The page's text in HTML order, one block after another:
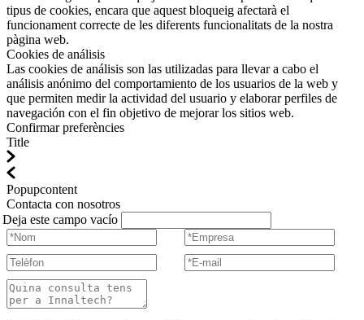
tipus de cookies, encara que aquest bloqueig afectarà el
funcionament correcte de les diferents funcionalitats de la nostra
pàgina web.
Cookies de análisis
Las cookies de análisis son las utilizadas para llevar a cabo el
análisis anónimo del comportamiento de los usuarios de la web y
que permiten medir la actividad del usuario y elaborar perfiles de
navegación con el fin objetivo de mejorar los sitios web.
Confirmar preferències
Title
Popupcontent
Contacta con nosotros
Deja este campo vacío